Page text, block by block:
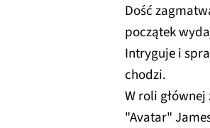
Dość
początek
Intryguje i
chodzi.
W roli
"Avatar"